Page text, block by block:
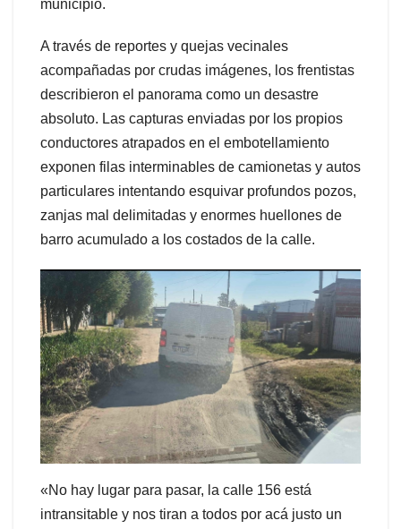
municipio.
A través de reportes y quejas vecinales
acompañadas por crudas imágenes, los frentistas
describieron el panorama como un desastre
absoluto. Las capturas enviadas por los propios
conductores atrapados en el embotellamiento
exponen filas interminables de camionetas y autos
particulares intentando esquivar profundos pozos,
zanjas mal delimitadas y enormes huellones de
barro acumulado a los costados de la calle.
«No hay lugar para pasar, la calle 156 está
intransitable y nos tiran a todos por acá justo un